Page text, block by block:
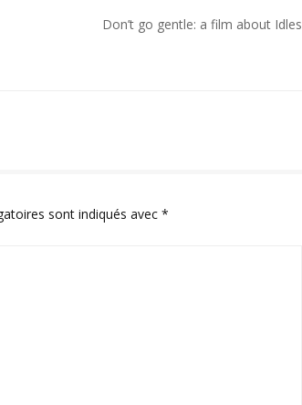
Don’t go gentle: a film about Idles
sont indiqués avec *